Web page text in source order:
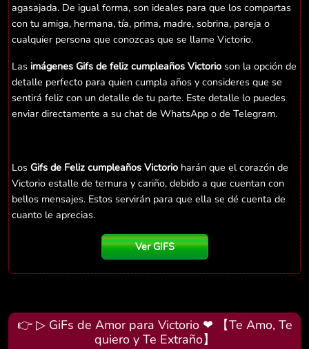
agasajada. De igual forma, son ideales para que los compartas
con tu amiga, hermana, tía, prima, madre, sobrina, pareja o
cualquier persona que conozcas que se llame Victorio.
Las imágenes Gifs de feliz cumpleaños Victorio son la opción de
detalle perfecto para quien cumpla años y consideres que se
sentirá feliz con un detalle de tu parte. Este detalle lo puedes
enviar directamente a su chat de WhatsApp o de Telegram.
Los Gifs de Feliz cumpleaños Victorio harán que el corazón de
Victorio estalle de ternura y cariño, debido a que cuentan con
bellos mensajes. Estos servirán para que ella se dé cuenta de
cuanto le aprecias.
Ver GIFS
👉 ▷ GiFs de Amor para Victorio ❤ 【Te Amo, Te
quiero y Te Extraño】